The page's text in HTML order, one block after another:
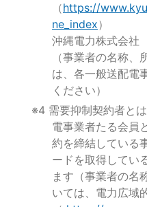
（https://
ne_index）
沖縄電力株式会社
（事業者の名称
は、各一般送配電
ください）
※4 需要抑制契約者と
電事業者たる会員
約を締結している
ードを取得してい
ます（事業者の名
いては、電力広域